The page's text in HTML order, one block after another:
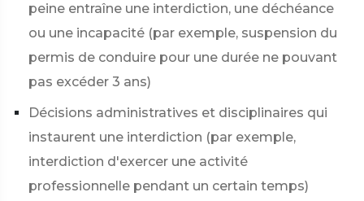
peine entraîne une interdiction, une déchéance
ou une incapacité (par exemple, suspension du
permis de conduire pour une durée ne pouvant
pas excéder 3 ans)
Décisions administratives et disciplinaires qui
instaurent une interdiction (par exemple,
interdiction d'exercer une activité
professionnelle pendant un certain temps)